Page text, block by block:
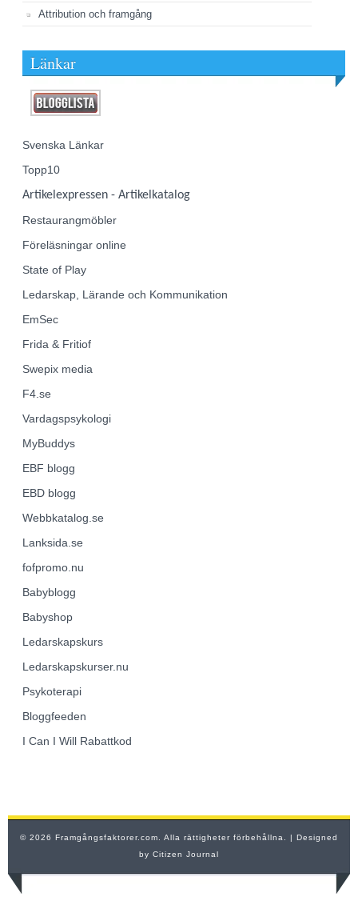
Attribution och framgång
Länkar
Svenska Länkar
Topp10
Artikelexpressen - Artikelkatalog
Restaurangmöbler
Föreläsningar online
State of Play
Ledarskap, Lärande och Kommunikation
EmSec
Frida & Fritiof
Swepix media
F4.se
Vardagspsykologi
MyBuddys
EBF blogg
EBD blogg
Webbkatalog.se
Lanksida.se
fofpromo.nu
Babyblogg
Babyshop
Ledarskapskurs
Ledarskapskurser.nu
Psykoterapi
Bloggfeeden
I Can I Will Rabattkod
© 2026 Framgångsfaktorer.com. Alla rättigheter förbehållna. | Designed
by Citizen Journal